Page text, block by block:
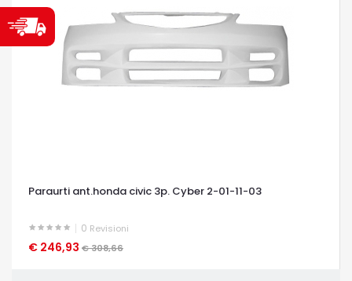
Paraurti ant.honda civic 3p. Cyber 2-01-11-03
0 Revisioni
€ 246,93 € 308,66
OCCHIATA VELOCE